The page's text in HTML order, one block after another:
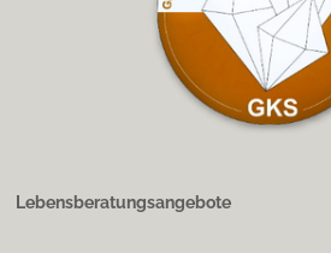
Lebensberatungsangebote